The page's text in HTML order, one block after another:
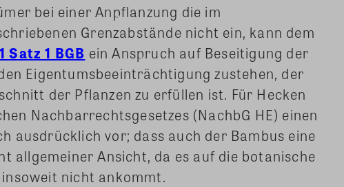
bei einer Anpflanzung die im
Grenzabstände nicht ein, kann dem
Satz 1 BGB ein Anspruch auf Beseitigung der
Eigentumsbeeinträchtigung zustehen, der
der Pflanzen zu erfüllen ist. Für Hecken
Nachbarrechtsgesetzes (NachbG HE) einen
ausdrücklich vor; dass auch der Bambus eine
allgemeiner Ansicht, da es auf die botanische
nicht ankommt.